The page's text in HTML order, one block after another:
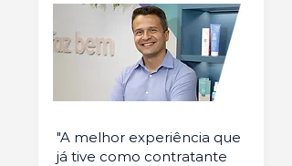
"A melhor experiência que
já tive como contratante